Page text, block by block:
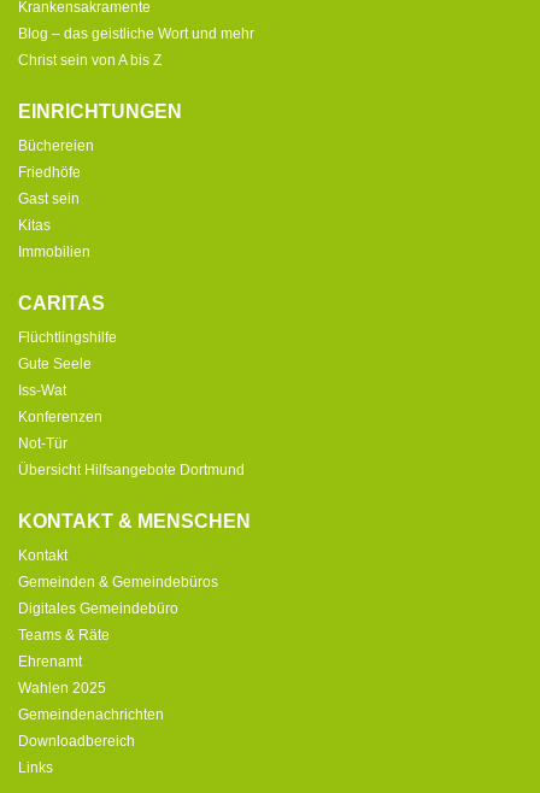
Krankensakramente
Blog – das geistliche Wort und mehr
Christ sein von A bis Z
EINRICHTUNGEN
Büchereien
Friedhöfe
Gast sein
Kitas
Immobilien
CARITAS
Flüchtlingshilfe
Gute Seele
Iss-Wat
Konferenzen
Not-Tür
Übersicht Hilfsangebote Dortmund
KONTAKT & MENSCHEN
Kontakt
Gemeinden & Gemeindebüros
Digitales Gemeindebüro
Teams & Räte
Ehrenamt
Wahlen 2025
Gemeindenachrichten
Downloadbereich
Links